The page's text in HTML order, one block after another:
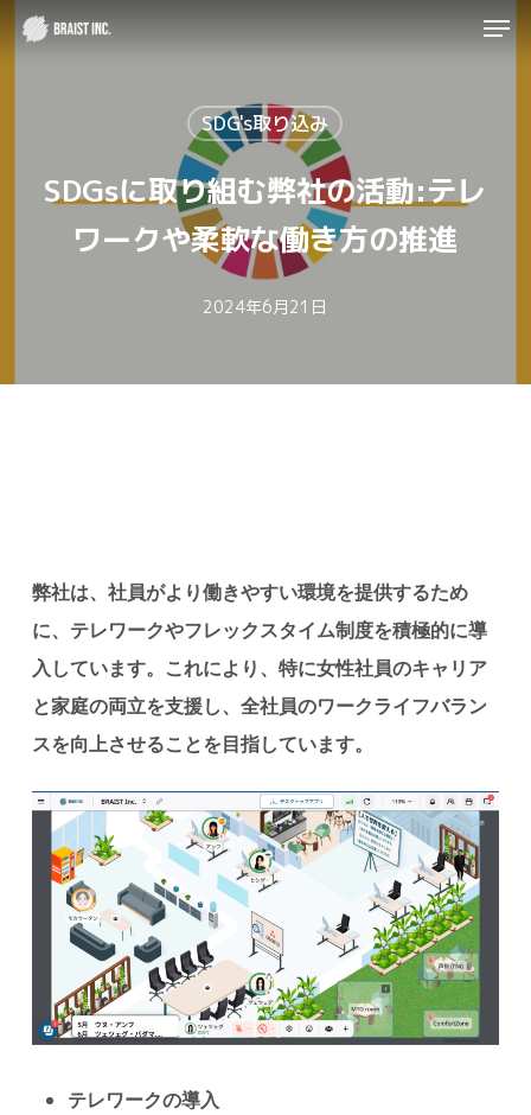
Skip
SDG's取り込み
SDGsに取り組む弊社の活動:テレ
ワークや柔軟な働き方の推進
2024年6月21日
弊社は、社員がより働きやすい環境を提供するため
に、テレワークやフレックスタイム制度を積極的に導
入しています。これにより、特に女性社員のキャリア
と家庭の両立を支援し、全社員のワークライフバラン
スを向上させることを目指しています。
テレワークの導入